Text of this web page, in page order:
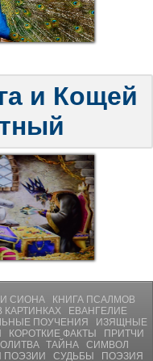
и Кощей
СИОНА
КНИГА ПСАЛМОВ
КАРТИНКАХ
ЕВАНГЕЛИЕ
ПОУЧЕНИЯ
ИЗЯЩНЫЕ
КОРОТКИЕ ФАКТЫ
ПРИТЧИ
ТАЙНА
СИМВОЛ
ПОЭЗИИ СУДЬБЫ ПОЭЗИЯ